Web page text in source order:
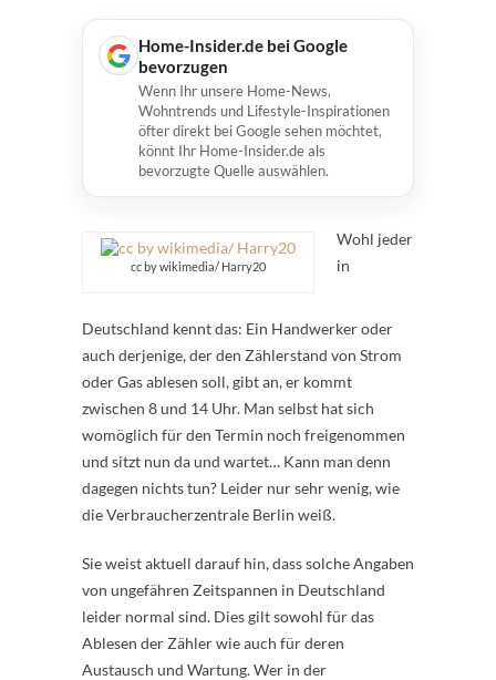
Home-Insider.de bei Google
bevorzugen
Wenn Ihr unsere Home-News,
Wohntrends und Lifestyle-Inspirationen
öfter direkt bei Google sehen möchtet,
könnt Ihr Home-Insider.de als
bevorzugte Quelle auswählen.
cc by wikimedia/ Harry20
Wohl jeder
in
Deutschland kennt das: Ein Handwerker oder
auch derjenige, der den Zählerstand von Strom
oder Gas ablesen soll, gibt an, er kommt
zwischen 8 und 14 Uhr. Man selbst hat sich
womöglich für den Termin noch freigenommen
und sitzt nun da und wartet… Kann man denn
dagegen nichts tun? Leider nur sehr wenig, wie
die Verbraucherzentrale Berlin weiß.
Sie weist aktuell darauf hin, dass solche Angaben
von ungefähren Zeitspannen in Deutschland
leider normal sind. Dies gilt sowohl für das
Ablesen der Zähler wie auch für deren
Austausch und Wartung. Wer in der